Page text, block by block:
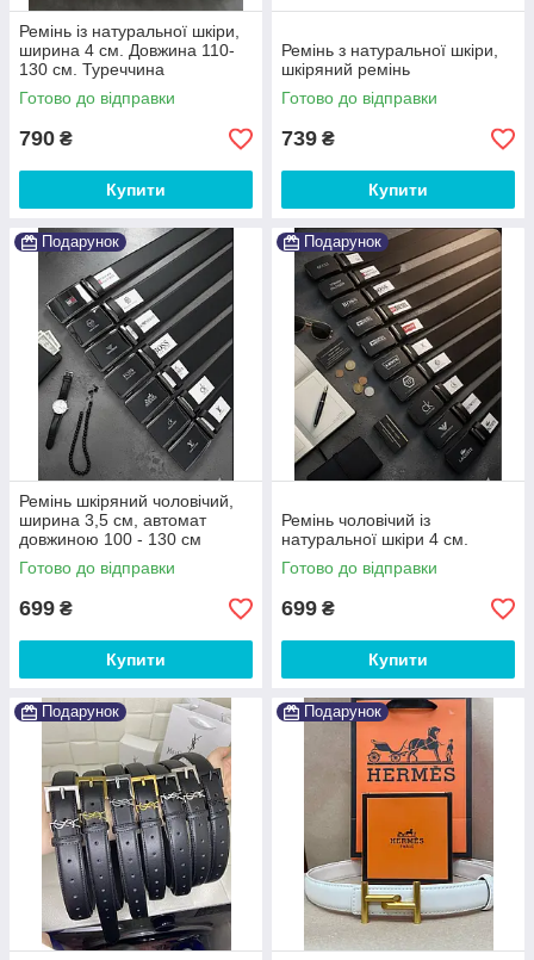
Ремінь із натуральної шкіри,
ширина 4 см. Довжина 110-
130 см. Туреччина
Готово до відправки
790 ₴
Купити
Ремінь з натуральної шкіри,
шкіряний ремінь
Готово до відправки
739 ₴
Купити
Подарунок
Ремінь шкіряний чоловічий,
ширина 3,5 см, автомат
довжиною 100 - 130 см
Готово до відправки
699 ₴
Купити
Подарунок
Ремінь чоловічий із
натуральної шкіри 4 см.
Готово до відправки
699 ₴
Купити
Подарунок Подарунок